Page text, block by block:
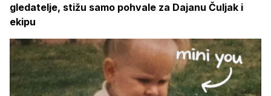
gledatelje, stižu samo pohvale za Dajanu Čuljak i
ekipu